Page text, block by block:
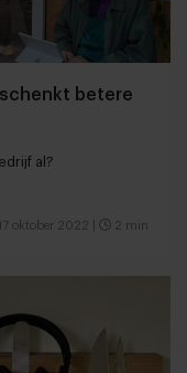
betere
al?
17 oktober 2022 2 min